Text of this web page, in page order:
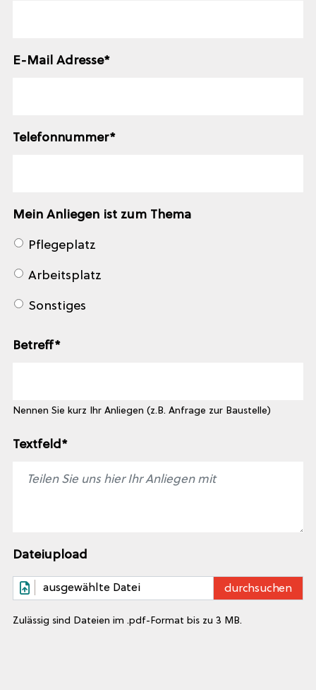
E-Mail Adresse*
Telefonnummer*
Mein Anliegen ist zum Thema
Pflegeplatz
Arbeitsplatz
Sonstiges
Betreff*
Nennen Sie kurz Ihr Anliegen (z.B. Anfrage zur Baustelle)
Textfeld*
Dateiupload
ausgewählte Datei
Zulässig sind Dateien im .pdf-Format bis zu 3 MB.